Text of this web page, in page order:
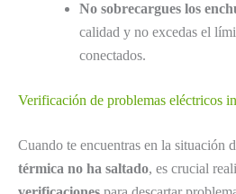
No sobrecargues los
calidad y no excedas el
conectados.
Verificación de problemas eléctricos
Cuando te encuentras en la situación
térmica no ha saltado, es crucial